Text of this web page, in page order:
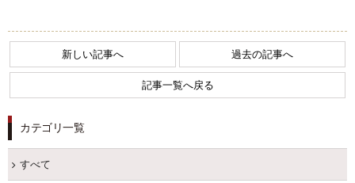
新しい記事へ
記事一覧へ戻る
過去の記事へ
カテゴリ一覧
すべて